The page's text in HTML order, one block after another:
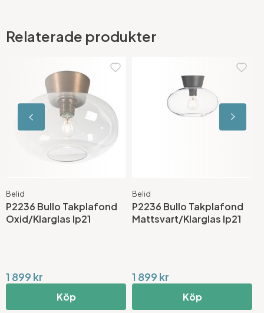
Relaterade produkter
Belid
P2236 Bullo Takplafond
Oxid/Klarglas Ip21
1 899 kr
Köp
Belid
P2236 Bullo Takplafond
Mattsvart/Klarglas Ip21
1 899 kr
Köp